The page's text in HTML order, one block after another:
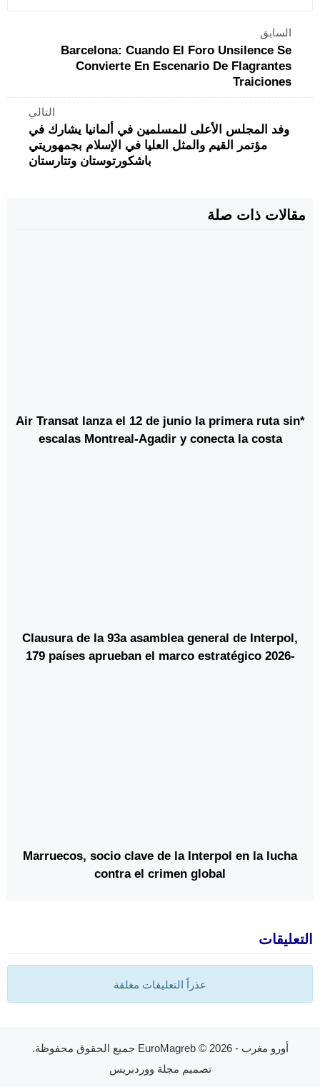
السابق
Barcelona: Cuando El Foro Unsilence Se
Convierte En Escenario De Flagrantes
Traiciones
التالي
وفد المجلس الأعلى للمسلمين في ألمانيا يشارك في
مؤتمر القيم والمثل العليا في الإسلام بجمهوريتي
باشكورتوستان وتتارستان
مقالات ذات صلة
*Air Transat lanza el 12 de junio la primera ruta sin
escalas Montreal-Agadir y conecta la costa
Clausura de la 93a asamblea general de Interpol,
179 países aprueban el marco estratégico 2026-
Marruecos, socio clave de la Interpol en la lucha
contra el crimen global
التعليقات
عذراً التعليقات مغلقة
أورو مغرب - EuroMagreb© 2026 جميع الحقوق محفوظة.
تصميم مجلة ووردبريس